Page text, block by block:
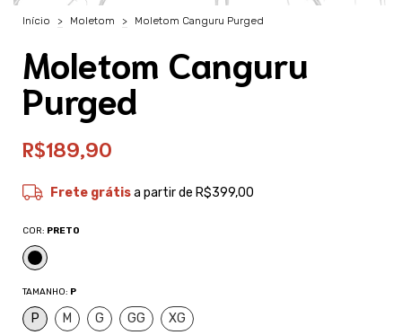
Início > Moletom > Moletom Canguru Purged
Moletom Canguru
Purged
R$189,90
Frete grátisa partir de R$399,00
COR: PRETO
TAMANHO: P
P M G GG XG